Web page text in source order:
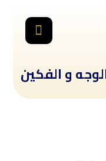
و الفكين